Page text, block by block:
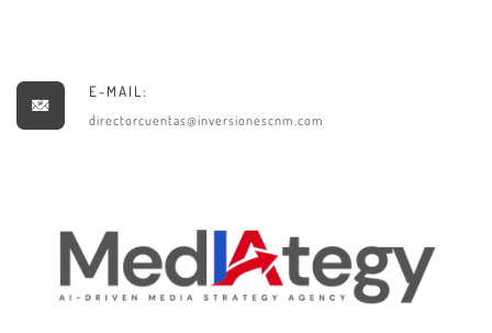
E-MAIL:
directorcuentas@inversionescnm.com